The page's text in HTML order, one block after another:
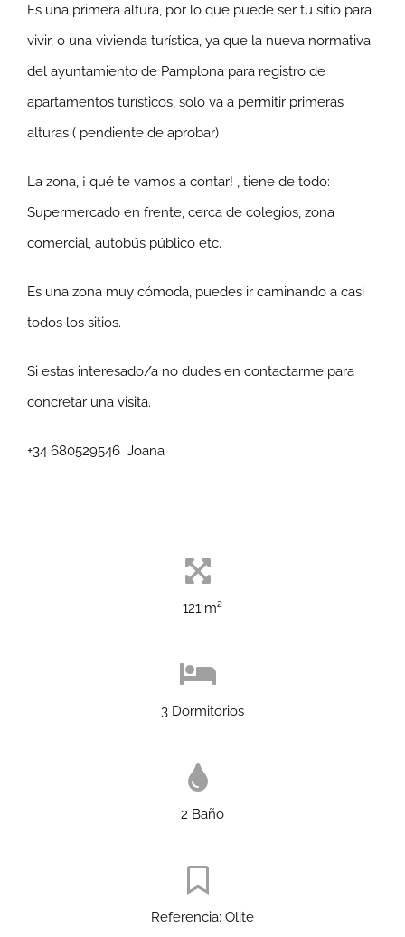
Es una primera altura, por lo que puede ser tu sitio para
vivir, o una vivienda turística, ya que la nueva normativa
del ayuntamiento de Pamplona para registro de
apartamentos turísticos, solo va a permitir primeras
alturas ( pendiente de aprobar)
La zona, ¡ qué te vamos a contar! , tiene de todo:
Supermercado en frente, cerca de colegios, zona
comercial, autobús público etc.
Es una zona muy cómoda, puedes ir caminando a casi
todos los sitios.
Si estas interesado/a no dudes en contactarme para
concretar una visita.
+34 680529546 Joana
121 m²
3 Dormitorios
2 Baño
Referencia: Olite